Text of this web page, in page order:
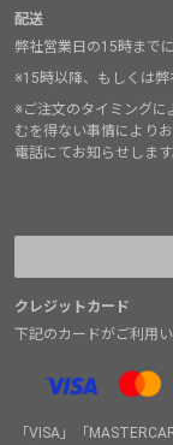
配送
弊社営業日の15時まで
※15時以降、もしくは弊
※ご注文のタイミングに
むを得ない事情により
電話にてお知らせします
クレジットカード
下記のカードがご利用い
「VISA」「